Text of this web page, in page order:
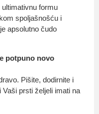
formu
spoljašnošću i
apsolutno čudo
potpuno novo
Pišite, dodirnite i
prsti željeli imati na
i odredbe